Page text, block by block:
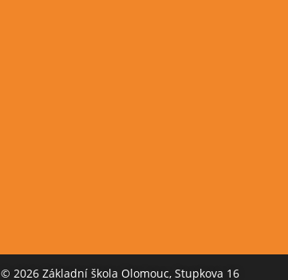
© 2026 Základní škola Olomouc, Stupkova 16